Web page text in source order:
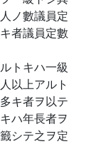
ノ數議員定
者議員定數
トキハ一級
以上アルト
キ者ヲ以テ
ハ年長者ヲ
シテ之ヲ定